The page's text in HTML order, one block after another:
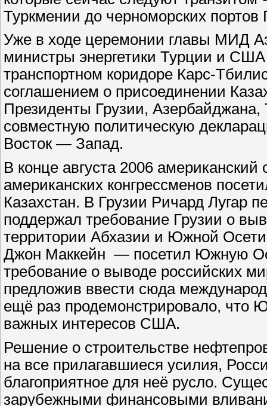
Туркмении до черноморских портов
Уже в ходе церемонии главы МИД
министры энергетики Турции и
транспортном коридоре Карс-
соглашением о присоединении
Президенты Грузии, Азербайджана,
совместную политическую
Восток — Запад.
В конце августа 2006
американских конгрессменов
Казахстан. В Грузии Ричард Лугар
поддержал требование Грузии о
территории Абхазии и Южной
Джон Маккейн — посетил Южную
требование о выводе российских
предложив ввести сюда
ещё раз продемонстрировало, что
важных интересов США.
Решение о строительстве
на все прилагавшиеся усилия,
благоприятное для неё русло.
зарубежными финансовыми